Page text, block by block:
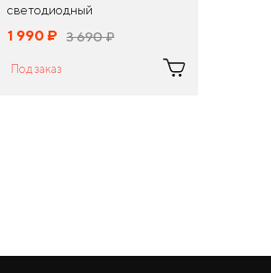
светодиодный
1 990 ¤ 3 690¤
Под заказ